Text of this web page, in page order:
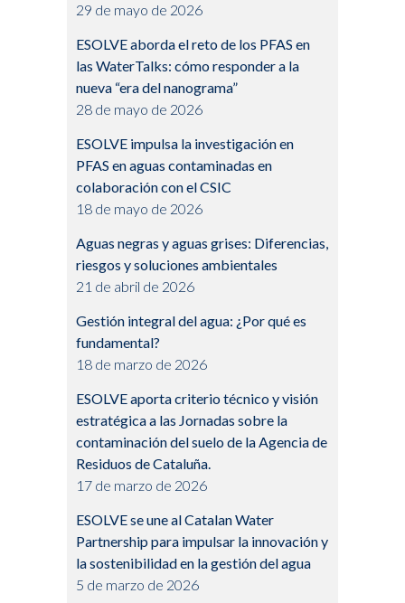
29 de mayo de 2026
ESOLVE aborda el reto de los PFAS en
las WaterTalks: cómo responder a la
nueva “era del nanograma”
28 de mayo de 2026
ESOLVE impulsa la investigación en
PFAS en aguas contaminadas en
colaboración con el CSIC
18 de mayo de 2026
Aguas negras y aguas grises: Diferencias,
riesgos y soluciones ambientales
21 de abril de 2026
Gestión integral del agua: ¿Por qué es
fundamental?
18 de marzo de 2026
ESOLVE aporta criterio técnico y visión
estratégica a las Jornadas sobre la
contaminación del suelo de la Agencia de
Residuos de Cataluña.
17 de marzo de 2026
ESOLVE se une al Catalan Water
Partnership para impulsar la innovación y
la sostenibilidad en la gestión del agua
5 de marzo de 2026